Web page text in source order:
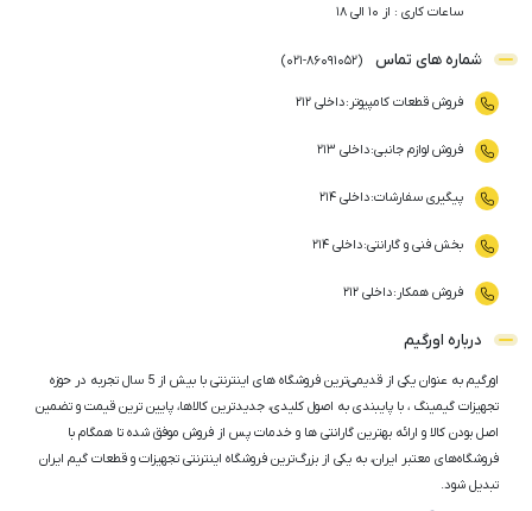
ساعات کاری : از ۱۰ الی ۱۸
شماره های تماس (
021-86091052
)
فروش قطعات کامپیوتر :داخلی ۲۱۲
فروش لوازم جانبی:داخلی ۲۱۳
پیگیری سفارشات:داخلی ۲۱۴
بخش فنی و گارانتی:داخلی ۲۱۴
فروش همکار :داخلی ۲۱۲
درباره اورگیم
اورگیم به عنوان یکی از قدیمی‌ترین فروشگاه های اینترنتی با بیش از 5 سال تجربه در حوزه
تجهیزات گیمینگ ، با پایبندی به اصول کلیدی، جدیدترین کالاها، پایین ترین قیمت و تضمین
اصل‌ بودن کالا و ارائه بهترین گارانتی ها و خدمات پس از فروش موفق شده تا همگام با
فروشگاه‌های معتبر ایران، به یکی از بزرگ‌ترین فروشگاه اینترنتی تجهیزات و قطعات گیم ایران
تبدیل شود.